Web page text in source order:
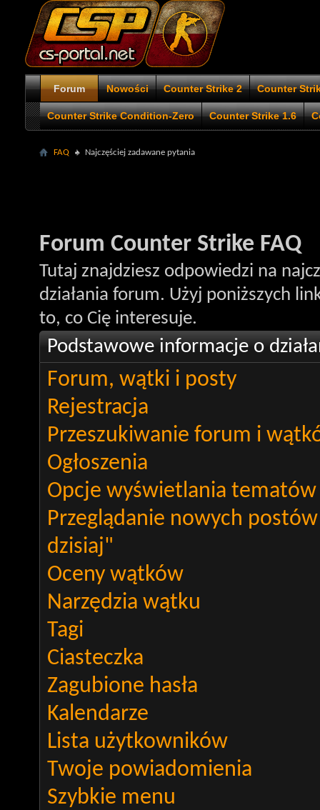
Forum Nowości Counter Strike 2 Counter
Counter Strike Condition-Zero Counter Strike 1.6
FAQ Najczęściej zadawane pytania
Forum Counter Strike FAQ
Tutaj znajdziesz odpowiedzi na
działania forum. Użyj poniższych
to, co Cię interesuje.
Podstawowe informacje o
Forum, wątki i posty
Rejestracja
Przeszukiwanie forum i
Ogłoszenia
Opcje wyświetlania tematów
Przeglądanie nowych
dzisiaj"
Oceny wątków
Narzędzia wątku
Tagi
Ciasteczka
Zagubione hasła
Kalendarze
Lista użytkowników
Twoje powiadomienia
Szybkie menu